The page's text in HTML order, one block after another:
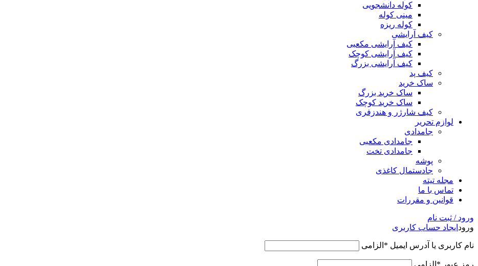
کوله دانشجویی
مینی کوله
کوله ریزه
کیف آرایشی
کیف آرایشی مکعبی
کیف آرایشی کوچک
کیف آرایشی بزرگ
کیف پد
ساک خرید
ساک خرید بزرگ
ساک خرید کوچک
کیف شارژر و هندزفری
لوازم تحریر
جامدادی
جامدادی مکعبی
جامدادی تخت
پوشه
جادستمال کاغذی
مجله تیته
تماس با ما
قوانین و مقررات
ورود / ثبت نام
ورود ایجاد حساب کاربری
نام کاربری یا آدرس ایمیل * الزامی
رمز عبور * الزامی